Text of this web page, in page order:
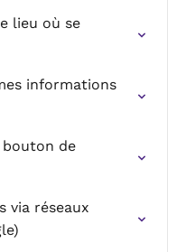
lieu où se
informations
bouton de
via réseaux